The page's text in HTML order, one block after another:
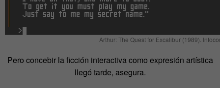
Arthur: The Quest for Excalibur (1989).
Pero concebir la ficción interactiva como expresión artística
llegó tarde, asegura.